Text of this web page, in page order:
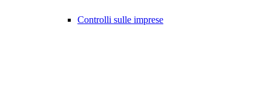
Controlli sulle imprese